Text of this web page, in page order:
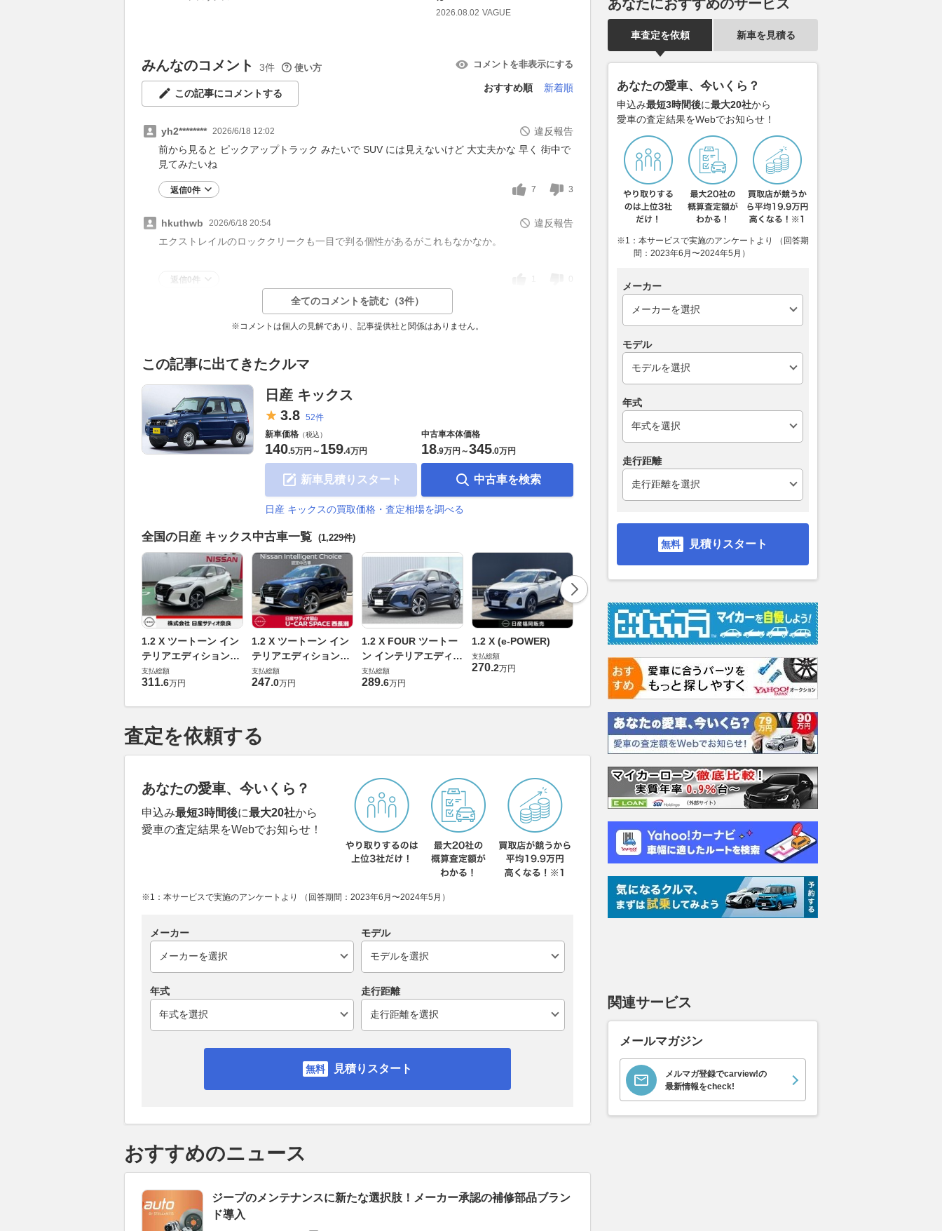
2026.08.02 VAGUE
みんなのコメント 3件 使い方 コメントを非表示にする
この記事にコメントする
おすすめ順 新着順
yh2******** 2026/6/18 12:02
違反報告
前から見ると ピックアップトラック みたいで SUV には見えないけど 大丈夫かな 早く 街中で
見てみたいね
返信0件 7 3
hkuthwb 2026/6/18 20:54
違反報告
エクストレイルのロッククリークも一目で判る個性があるがこれもなかなか。
返信0件 1
全てのコメントを読む（3件）
※コメントは個人の見解であり、記事提供社と関係はありません。
この記事に出てきたクルマ
日産 キックス
3.8 52件
新車価格 （税込）
140.5万円 ～ 159.4万円
新車見積りスタート
中古車本体価格
18.9万円 ～345.0万円
中古車を検索
日産 キックスの買取価格・査定相場を調べる
全国の日産 キックス中古車一覧 (1,229件)
1.2 X ツートーン イン
テリアエディション
(e-POWER)
支払総額
311.6万円
1.2 X ツートーン イン
テリアエディション
(e-POWER)
支払総額
247.0万円
1.2 X FOUR ツートー
ン インテリアエディシ
ョン(e-POWER) 4WD
支払総額
289.6万円
1.2 X (e-POWER)
支払総額
270.2万円
1.2 X (e-POWER)
7万円
1.2 AUTECH (e-
支払総額
333 .6 万円
1.2 X (e-POWER)
323
査定を依頼する
あなたの愛車、今いくら？
申込み最短3時間後に最大20社から
愛車の査定結果をWebでお知らせ！
※1：本サービスで実施のアンケートより （回答期間：2023年6月〜2024年5月）
メーカー モデル
年式 走行距離
見積りスタート
おすすめのニュース
ジープのメンテナンスに新たな選択肢！メーカー承認の補修部品ブラン
ド導入
あなたにおすすめのサービス
車査定を依頼 新車を見積る
あなたの愛車、今いくら？
申込み最短3時間後に最大20社から
愛車の査定結果をWebでお知らせ！
※1：本サービスで実施のアンケートより （回答期
間：2023年6月〜2024年5月）
メーカー
モデル
年式
走行距離
見積りスタート
関連サービス
メールマガジン
メルマガ登録でcarview!の
最新情報をcheck!